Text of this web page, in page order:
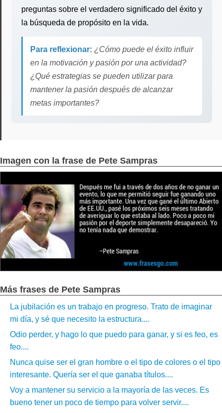
preguntas sobre el verdadero significado del éxito y
la búsqueda de propósito en la vida.
Para reflexionar: ¿Cómo puede el éxito influir
en la motivación y pasión por una actividad?
¿Qué estrategias se pueden utilizar para
mantener la pasión después de alcanzar
metas importantes?
Imagen con la frase de Pete Sampras
Más frases de Pete Sampras
La jubilación es un trabajo en progreso. Trato de imaginar
mi día, y sé que necesito la estructura....
Odio perder, y hago lo que puedo para ganar, y si es feo, es
feo....
Nunca quise ser el gran hombre o el tipo de colores o el tipo
interesante. Quería ser el que ganaba títulos....
Voy a mantener su servicio a la mayoría de las veces. Es
bueno tener un poco de tiempo para volver servir....